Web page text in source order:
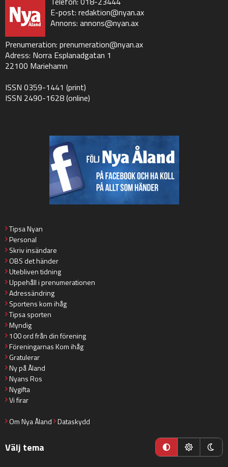
E-post: redaktion@nyan.ax
Annons: annons@nyan.ax
Prenumeration: prenumeration@nyan.ax
Adress: Norra Esplanadgatan 1
22100 Mariehamn
ISSN 0359-1441 (print)
ISSN 2490-1628 (online)
Tipsa Nyan
Personal
Skriv insändare
OBS det händer
Utebliven tidning
Uppehåll i prenumerationen
Adressändring
Sportens kom ihåg
Tipsa sporten
Myndig
100 ord från din förening
Föreningarnas Kom ihåg
Gratulerar
Ny på Åland
Nyans Ros
Nygifta
Vi firar
Om Nya Åland Dataskydd
Välj tema